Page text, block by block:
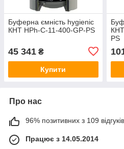
Буферна ємність hygienic
КНТ HPh-C-11-400-GP-PS
45 341 ₴
Купити
PS
Про нас
96% позитивних з 109
Працює з 14.05.2014